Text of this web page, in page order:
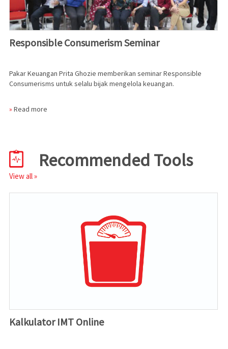
Responsible Consumerism Seminar
Pakar Keuangan Prita Ghozie memberikan seminar Responsible
Consumerisms untuk selalu bijak mengelola keuangan.
» Read more
Recommended Tools
View all»
Kalkulator IMT Online